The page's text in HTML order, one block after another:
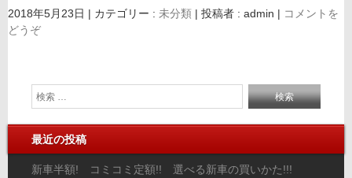
2018年5月23日 | カテゴリー : 未分類 | 投稿者 : admin | コメントを
どうぞ
最近の投稿
新車半額! コミコミ定額!! 選べる新車の買いかた!!!